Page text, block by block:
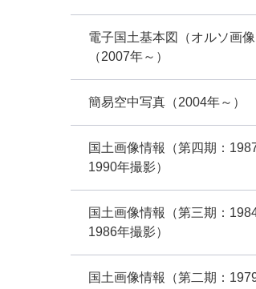
電子国土基本図（オルソ画像
（2007年～）
簡易空中写真（2004年～）
国土画像情報（第四期：
1990年撮影）
国土画像情報（第三期：
1986年撮影）
国土画像情報（第二期：